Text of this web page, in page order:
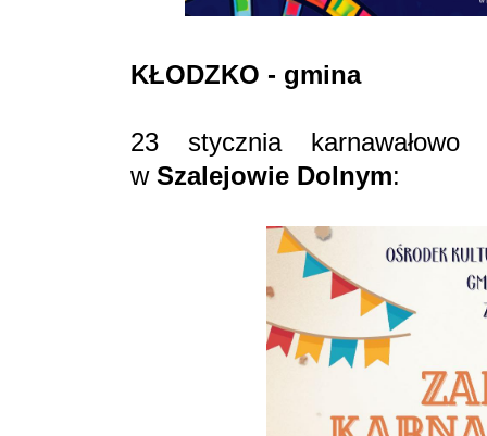
KŁODZKO - gmina
23 stycznia
wSzalejowie Dolnym: